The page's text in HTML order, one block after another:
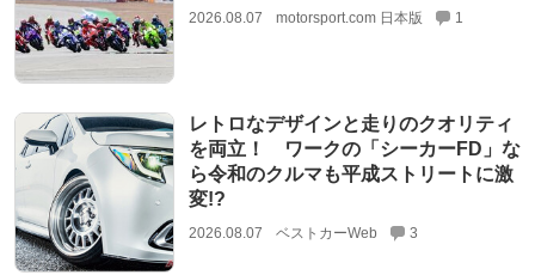
2026.08.07 motorsport.com 日本版 1
レトロなデザインと走りのクオリティ
を両立！ ワークの「シーカーFD」な
ら令和のクルマも平成ストリートに激
変!?
2026.08.07 ベストカーWeb 3